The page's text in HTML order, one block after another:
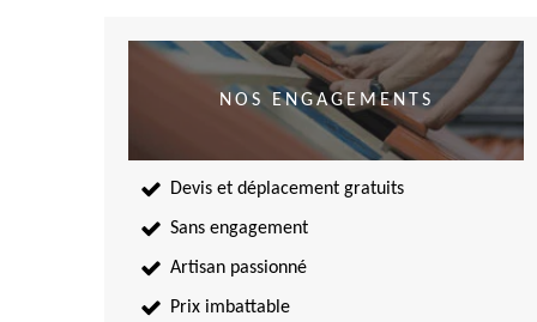
NOS ENGAGEMENTS
Devis et déplacement gratuits
Sans engagement
Artisan passionné
Prix imbattable